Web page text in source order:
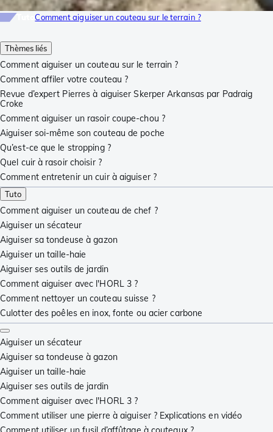
Thèmes liés
Comment aiguiser un couteau sur le terrain ?
Comment affiler votre couteau ?
Revue d’expert Pierres à aiguiser Skerper Arkansas par Padraig
Croke
Comment aiguiser un rasoir coupe-chou ?
Aiguiser soi-même son couteau de poche
Qu’est-ce que le stropping ?
Quel cuir à rasoir choisir ?
Comment entretenir un cuir à aiguiser ?
Tuto
Comment aiguiser un couteau de chef ?
Aiguiser un sécateur
Aiguiser sa tondeuse à gazon
Aiguiser un taille-haie
Aiguiser ses outils de jardin
Comment aiguiser avec l'HORL 3 ?
Comment nettoyer un couteau suisse ?
Culotter des poêles en inox, fonte ou acier carbone
Aiguiser un sécateur
Aiguiser sa tondeuse à gazon
Aiguiser un taille-haie
Aiguiser ses outils de jardin
Comment aiguiser avec l'HORL 3 ?
Comment utiliser une pierre à aiguiser ? Explications en vidéo
TutoComment aiguiser un couteau sur le terrain ?